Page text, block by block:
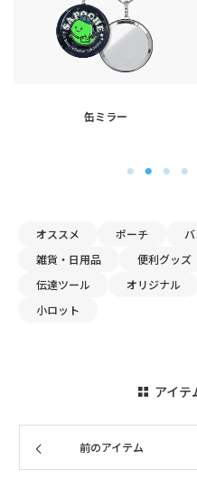
オススメ ポーチ
雑貨・日用品
便利グッズ
伝達ツール
オリジナル
小ロット
アイテ